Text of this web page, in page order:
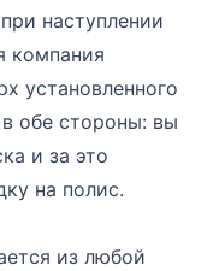
наступлении
компания
установленного
обе стороны: вы
и за это
на полис.
из любой